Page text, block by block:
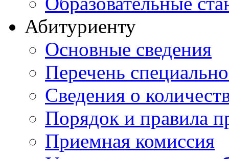
Абитуриенту
Основные сведения
Перечень
Cведения о
Порядок и правила
Приемная комиссия